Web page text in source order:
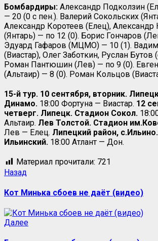
Бомбардиры: Александр Подколзин
— 20 (0 с пен.). Валерий Сокольских
Александр Коротеев (Елец),
(Янтарь) — по 12 (0). Борис Гончаров
Эдуард Гафаров (МЦМО) — 10 (1).
(Виастар), Олег Заботкин, Руслан Бутов
Роман Пантюшин (Лев) — по 9 (0).
(Альтаир) — 8 (0). Роман Кольцов
15-й тур. 10 сентября, вторник.
Динамо. 18:00 Фортуна — Виастар. 12
четверг. Липецк. Стадион Сокол.
Альтаир. Лев Толстой. Стадион
Лев — Елец. Липецкий район,
Ильинский. 18:00 Атлант — Дон.
Материал прочитали: 721
Назад
Кот Минька сбоев не даёт (видео)
Далее